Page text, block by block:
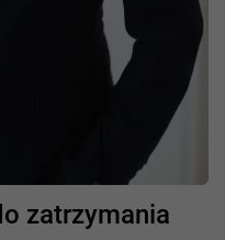
zatrzymania